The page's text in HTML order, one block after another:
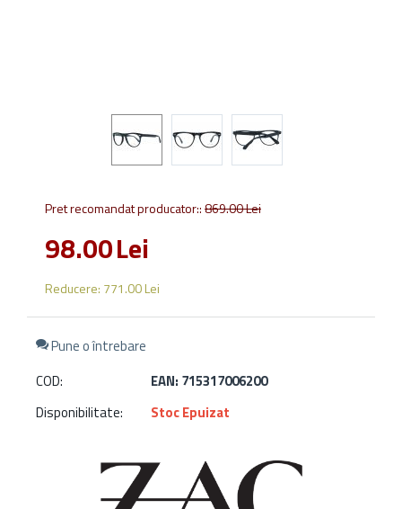
Pret recomandat producator::869.00Lei
98.00Lei
Reducere: 771.00Lei
Pune o întrebare
COD:
EAN: 715317006200
Disponibilitate:
Stoc Epuizat